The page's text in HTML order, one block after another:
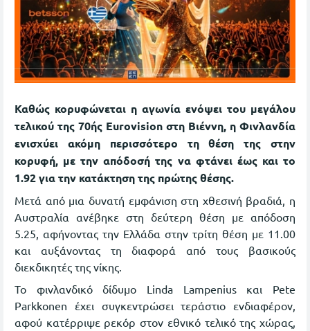
Καθώς κορυφώνεται η αγωνία ενόψει του μεγάλου
τελικού της 70ής Eurovision στη Βιέννη, η Φινλανδία
ενισχύει ακόμη περισσότερο τη θέση της στην
κορυφή, με την απόδοσή της να φτάνει έως και το
1.92 για την κατάκτηση της πρώτης θέσης.
Μετά από μια δυνατή εμφάνιση στη χθεσινή βραδιά, η
Αυστραλία ανέβηκε στη δεύτερη θέση με απόδοση
5.25, αφήνοντας την Ελλάδα στην τρίτη θέση με 11.00
και αυξάνοντας τη διαφορά από τους βασικούς
διεκδικητές της νίκης.
Το φινλανδικό δίδυμο Linda Lampenius και Pete
Parkkonen έχει συγκεντρώσει τεράστιο ενδιαφέρον,
αφού κατέρριψε ρεκόρ στον εθνικό τελικό της χώρας,